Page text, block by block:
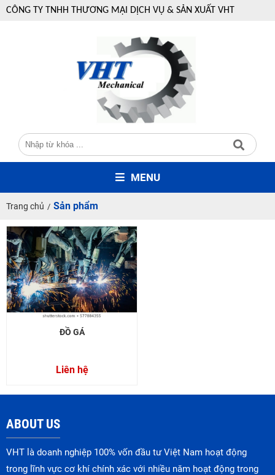
CÔNG TY TNHH THƯƠNG MẠI DỊCH VỤ & SẢN XUẤT VHT
MENU
Trang chủ / Sản phẩm
ĐỒ GÁ
Liên hệ
ABOUT US
VHT là doanh nghiệp 100% vốn đầu tư Việt Nam hoạt động
trong lĩnh vực cơ khí chính xác với nhiều năm hoạt động trong